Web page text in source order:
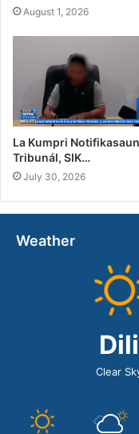
August 1, 2026
La Kumpri Notifikasaun
Tribunál, SIK…
July 30, 2026
Weather
Dili
Clear